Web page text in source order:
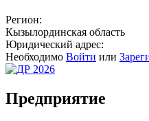
Регион:
Кызылординская область
Юридический адрес:
Необходимо Войти или
Предприятие